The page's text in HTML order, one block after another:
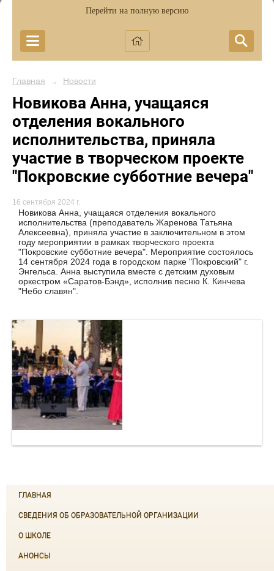
Перейти на полную версию
Главная → Новости
Новикова Анна, учащаяся
отделения вокального
исполнительства, приняла
участие в творческом проекте
"Покровские субботние вечера"
16 сентября 2024 г.
Новикова Анна, учащаяся отделения вокального
исполнительства (преподаватель Жаренова Татьяна
Алексеевна), приняла участие в заключительном в этом
году мероприятии в рамках творческого проекта
"Покровские субботние вечера". Мероприятие состоялось
14 сентября 2024 года в городском парке "Покровский" г.
Энгельса. Анна выступила вместе с детским духовым
оркестром «Саратов-Бэнд», исполнив песню К. Кинчева
"Небо славян".
ГЛАВНАЯ
СВЕДЕНИЯ ОБ ОБРАЗОВАТЕЛЬНОЙ ОРГАНИЗАЦИИ
О ШКОЛЕ
АНОНСЫ